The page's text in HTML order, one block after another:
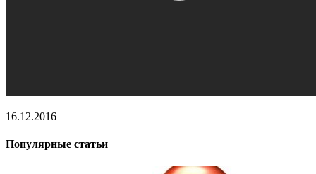
16.12.2016
Популярные статьи